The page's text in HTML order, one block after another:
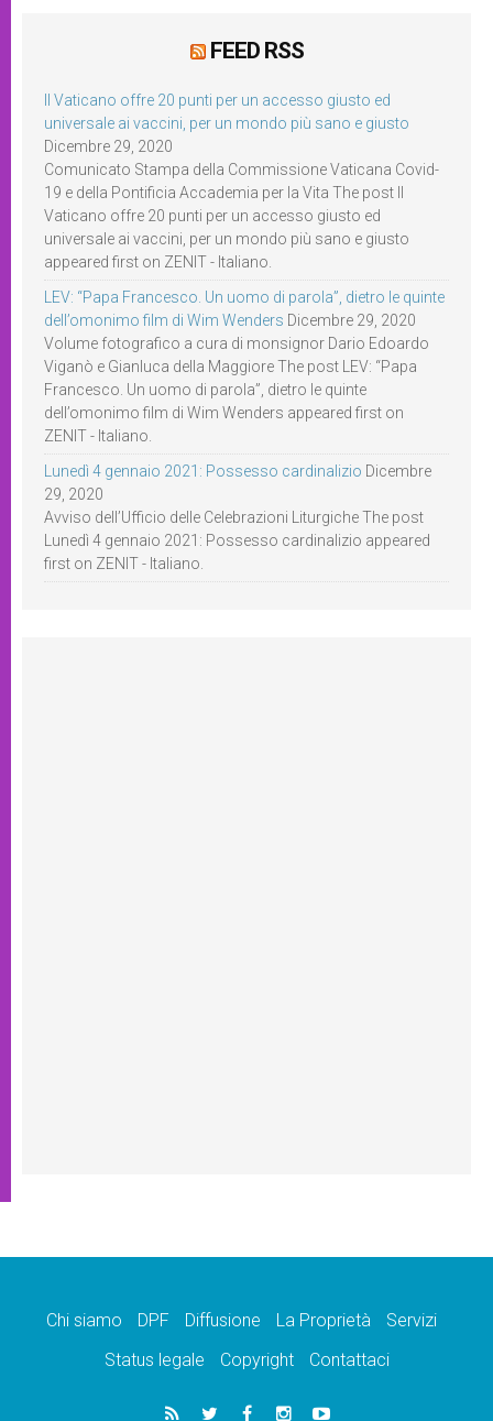
FEED RSS
Il Vaticano offre 20 punti per un accesso giusto ed
universale ai vaccini, per un mondo più sano e giusto
Dicembre 29, 2020
Comunicato Stampa della Commissione Vaticana Covid-
19 e della Pontificia Accademia per la Vita The post Il
Vaticano offre 20 punti per un accesso giusto ed
universale ai vaccini, per un mondo più sano e giusto
appeared first on ZENIT - Italiano.
LEV: “Papa Francesco. Un uomo di parola”, dietro le quinte
dell’omonimo film di Wim Wenders Dicembre 29, 2020
Volume fotografico a cura di monsignor Dario Edoardo
Viganò e Gianluca della Maggiore The post LEV: “Papa
Francesco. Un uomo di parola”, dietro le quinte
dell’omonimo film di Wim Wenders appeared first on
ZENIT - Italiano.
Lunedì 4 gennaio 2021: Possesso cardinalizio Dicembre
29, 2020
Avviso dell’Ufficio delle Celebrazioni Liturgiche The post
Lunedì 4 gennaio 2021: Possesso cardinalizio appeared
first on ZENIT - Italiano.
Chi siamo DPF Diffusione La Proprietà
Servizi
Status legale
Copyright Contattaci